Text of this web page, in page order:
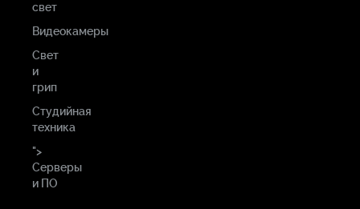
свет
Видеокамеры
Свет
и
грип
Студийная
техника
">
Серверы
и ПО